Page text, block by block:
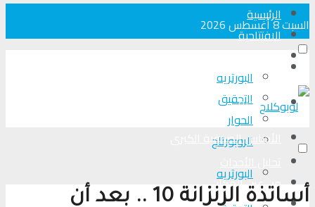
السبت 8 أغسطس 2026الرئيسية
الافتتاحية
البورتريه
التحقیق
الحوار
الروبورتاج
من عين المكان
الرئيسية
الافتتاحية
الأجناس الصحفية الكبرى
البورتريه
أساتذة الزنزانة 10 .. بعد أن